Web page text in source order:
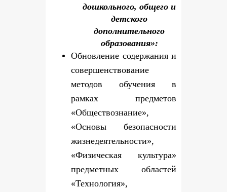
дошкольного, общего и
детского
дополнительного
образования»:
Обновление содержания и
совершенствование
методов обучения в
рамках предметов
«Обществознание»,
«Основы безопасности
жизнедеятельности»,
«Физическая культура»
предметных областей
«Технология»,